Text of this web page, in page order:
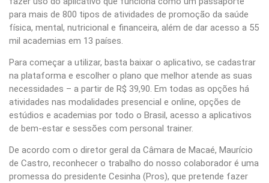
para mais de 800 tipos de atividades de promoção da saúde
física, mental, nutricional e financeira, além de dar acesso a 55
mil academias em 13 países.
Para começar a utilizar, basta baixar o aplicativo, se cadastrar
na plataforma e escolher o plano que melhor atende as suas
necessidades – a partir de R$ 39,90. Em todas as opções há
atividades nas modalidades presencial e online, opções de
estúdios e academias por todo o Brasil, acesso a aplicativos
de bem-estar e sessões com personal trainer.
De acordo com o diretor geral da Câmara de Macaé, Maurício
de Castro, reconhecer o trabalho do nosso colaborador é uma
promessa do presidente Cesinha (Pros), que pretende fazer